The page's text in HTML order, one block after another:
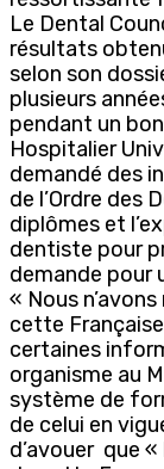
Le Dental
résultats
selon son
plusieurs
pendant un
Hospitalier
demandé des
de l’Ordre des
diplômes et
dentiste pour
demande pour
« Nous
cette
certaines
organisme au
système de
de celui en
d’avouer que